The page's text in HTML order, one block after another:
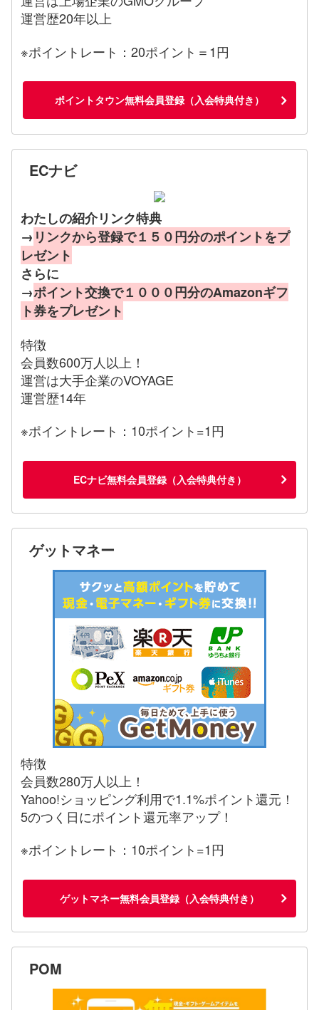
運営歴20年以上
※ポイントレート：20ポイント＝1円
ポイントタウン無料会員登録（入会特典付き）
ECナビ
わたしの紹介リンク特典
→ リンクから登録で１５０円分のポイントをプ
レゼント
さらに
→ポイント交換で１０００円分のAmazonギフ
ト券をプレゼント
特徴
会員数600万人以上！
運営は大手企業のVOYAGE
運営歴14年
※ポイントレート：10ポイント=1円
ECナビ無料会員登録（入会特典付き）
ゲットマネー
特徴
会員数280万人以上！
Yahoo!ショッピング利用で1.1%ポイント還元！
5のつく日にポイント還元率アップ！
※ポイントレート：10ポイント=1円
ゲットマネー無料会員登録（入会特典付き）
POM